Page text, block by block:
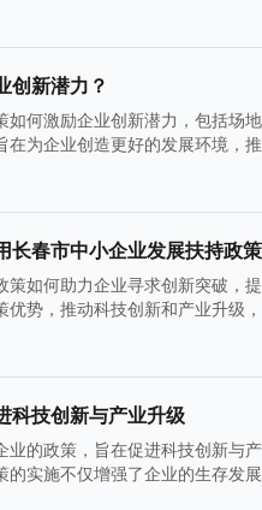
创新潜力？
何激励企业创新潜力，包括场
为企业创造更好的发展环境，
长春市中小企业发展扶持政
如何助力企业寻求创新突破，
势，推动科技创新和产业升级
科技创新与产业升级
的政策，旨在促进科技创新与
实施不仅增强了企业的生存发